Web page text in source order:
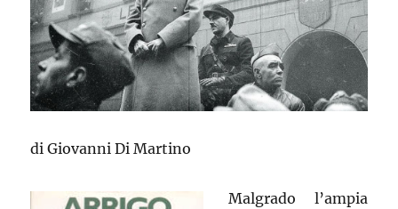
di Giovanni Di Martino
Malgrado l’ampia